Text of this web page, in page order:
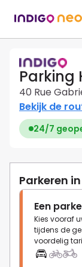
Parking
40 Rue
Bekijk de
24/7
Parkeren
Een
Kies vooraf
tijdens de
voordelig